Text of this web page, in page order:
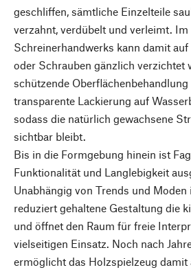
geschliffen, sämtliche Einzelteile
verzahnt, verdübelt und verleimt. Im
Schreinerhandwerks kann damit
oder Schrauben gänzlich verzichtet
schützende
transparente Lackierung auf
sodass die natürlich gewachsene
sichtbar bleibt.
Bis in die Formgebung hinein ist
Funktionalität und Langlebigkeit
Unabhängig von Trends und
reduziert gehaltene Gestaltung die
und öffnet den Raum für freie
vielseitigen Einsatz. Noch nach
ermöglicht das Holzspielzeug damit